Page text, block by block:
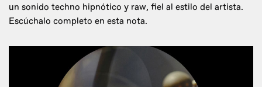
un sonido techno hipnótico y raw, fiel al estilo del artista.
Escúchalo completo en esta nota.